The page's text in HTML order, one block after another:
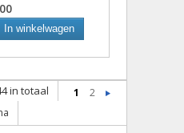
In winkelwagen
in totaal 1 2